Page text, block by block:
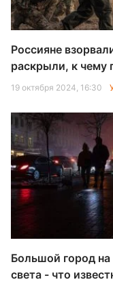
Россияне
раскрыли, к чему
19 октября 2024, 16:30
Большой город
света - что